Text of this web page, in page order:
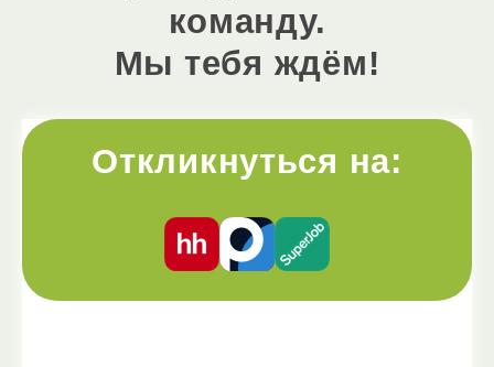
команду.
Мы тебя ждём!
Откликнуться на: